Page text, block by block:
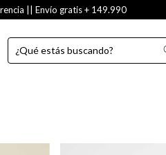
|| Envío gratis + 149.990